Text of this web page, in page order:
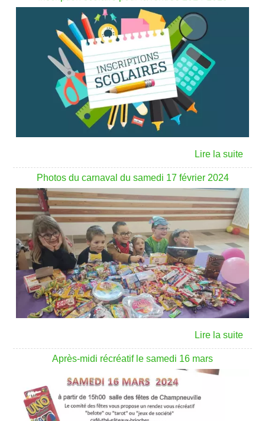
Photos du carnaval du samedi 17 février 2024
Après-midi récréatif le samedi 16 mars